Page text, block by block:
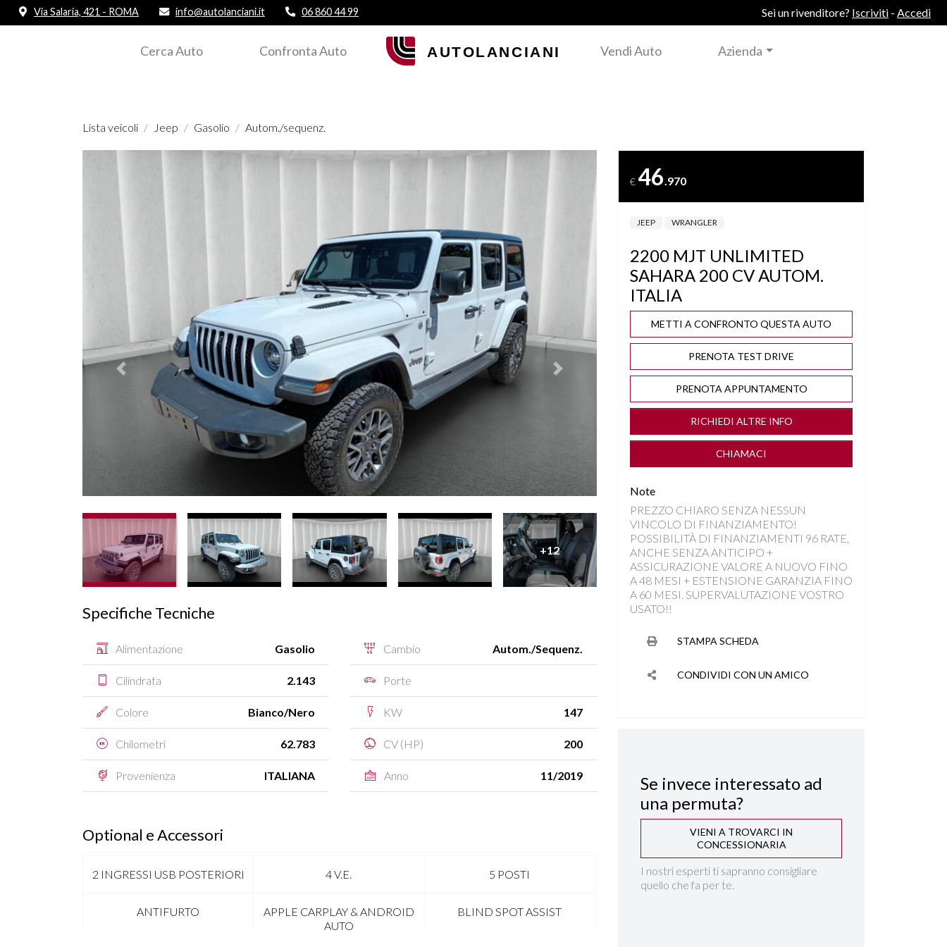
Via Salaria, 421 - ROMA info@autolanciani.it 06 860 44 99 Sei un rivenditore? Iscriviti - Accedi
Cerca Auto Confronta Auto Vendi Auto Azienda
Lista veicoli Jeep Gasolio Autom./sequenz.
Prededente Successivo
+12
Specifiche Tecniche
Alimentazione Gasolio
Cilindrata 2.143
Colore Bianco/Nero
Chilometri 62.783
Provenienza ITALIANA
Cambio Autom./Sequenz.
Porte
KW 147
CV (HP) 200
Anno 11/2019
Optional e Accessori
2 INGRESSI USB POSTERIORI 4 V.E. 5 POSTI
ANTIFURTO
APPLE CARPLAY & ANDROID
AUTO
BLIND SPOT ASSIST
€46.970
JEEP WRANGLER
2200 MJT UNLIMITED
SAHARA 200 CV AUTOM.
ITALIA
METTI A CONFRONTO QUESTA AUTO
PRENOTA TEST DRIVE
PRENOTA APPUNTAMENTO
RICHIEDI ALTRE INFO
CHIAMACI
Note
PREZZO CHIARO SENZA NESSUN
VINCOLO DI FINANZIAMENTO!
POSSIBILITÀ DI FINANZIAMENTI 96 RATE,
ANCHE SENZA ANTICIPO +
ASSICURAZIONE VALORE A NUOVO FINO
A 48 MESI + ESTENSIONE GARANZIA FINO
A 60 MESI. SUPERVALUTAZIONE VOSTRO
USATO!!
STAMPA SCHEDA
CONDIVIDI CON UN AMICO
Se invece interessato ad
una permuta?
VIENI A TROVARCI IN
CONCESSIONARIA
I nostri esperti ti sapranno consigliare
quello che fa per te.